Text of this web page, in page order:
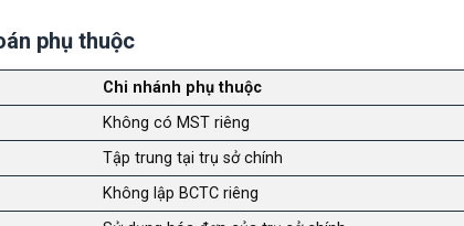
phụ thuộc
Chi nhánh phụ thuộc
Không có MST riêng
Tập trung tại trụ sở chính
Không lập BCTC riêng